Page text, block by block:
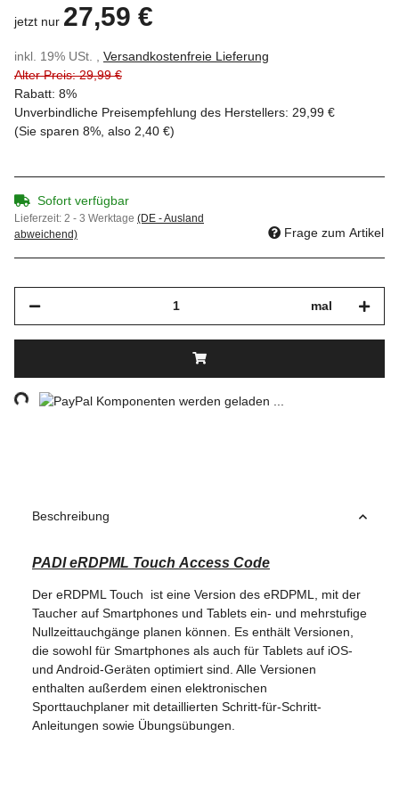
jetzt nur 27,59 €
inkl. 19% USt. , Versandkostenfreie Lieferung
Alter Preis: 29,99 €
Rabatt: 8%
Unverbindliche Preisempfehlung des Herstellers: 29,99 €
(Sie sparen 8% , also 2,40 €)
Sofort verfügbar
Lieferzeit: 2 - 3 Werktage (DE - Ausland
abweichend)
Frage zum Artikel
mal
Komponenten werden geladen ...
Beschreibung
PADI eRDPML Touch Access Code
Der eRDPML Touch
ist eine Version des eRDPML, mit der
Taucher auf Smartphones und Tablets ein- und mehrstufige
Nullzeittauchgänge planen können. Es enthält Versionen,
die sowohl für Smartphones als auch für Tablets auf iOS-
und Android-Geräten optimiert sind. Alle Versionen
enthalten außerdem einen elektronischen
Sporttauchplaner mit detaillierten Schritt-für-Schritt-
Anleitungen sowie Übungsübungen.